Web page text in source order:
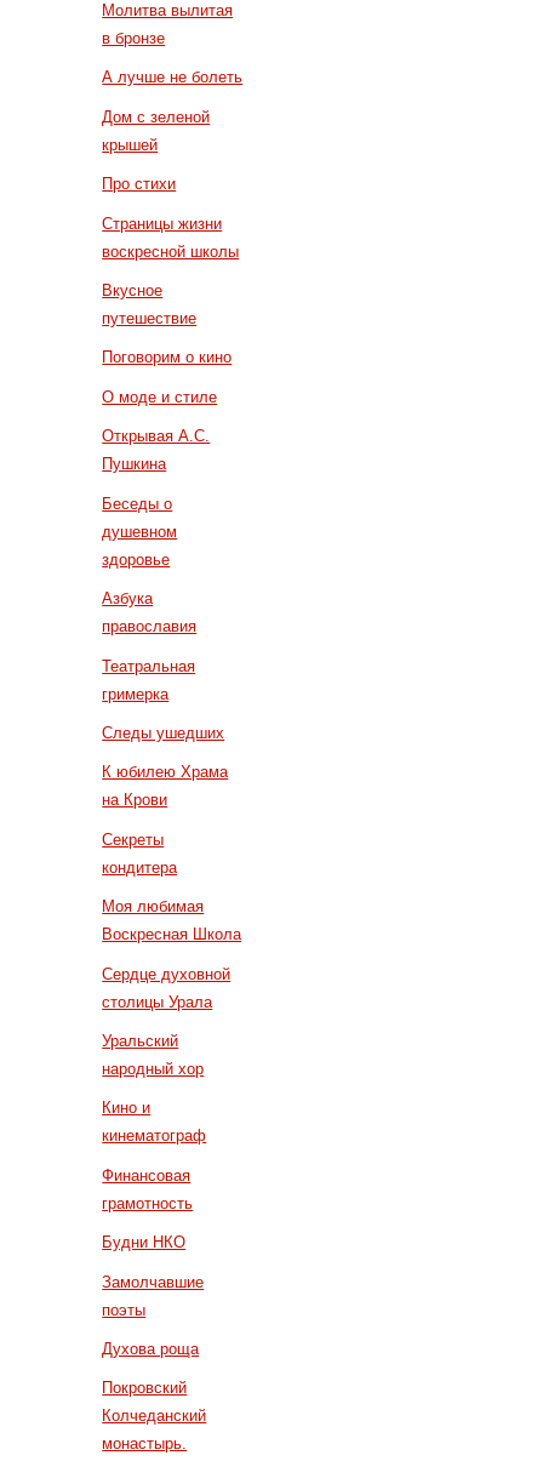
Молитва вылитая
в бронзе
А лучше не болеть
Дом с зеленой
крышей
Про стихи
Страницы жизни
воскресной школы
Вкусное
путешествие
Поговорим о кино
О моде и стиле
Открывая А.С.
Пушкина
Беседы о
душевном
здоровье
Азбука
православия
Театральная
гримерка
Следы ушедших
К юбилею Храма
на Крови
Секреты
кондитера
Моя любимая
Воскресная Школа
Сердце духовной
столицы Урала
Уральский
народный хор
Кино и
кинематограф
Финансовая
грамотность
Будни НКО
Замолчавшие
поэты
Духова роща
Покровский
Колчеданский
монастырь.